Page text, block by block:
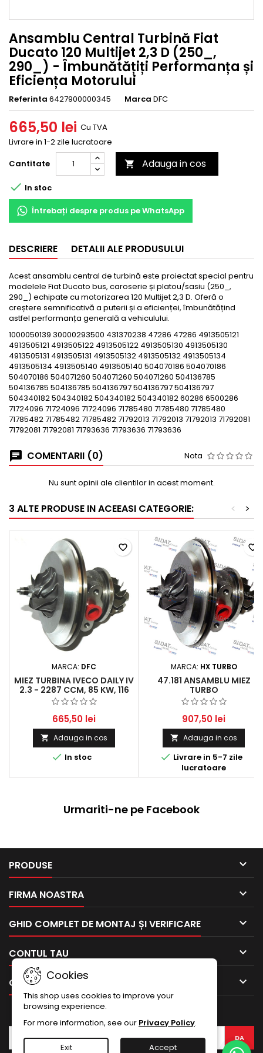
Ansamblu Central Turbină Fiat
Ducato 120 Multijet 2,3 D (250_,
290_) - Îmbunătățiți Performanța și
Eficiența Motorului
Referinta 6427900000345 Marca DFC
665,50 lei Cu TVA
Livrare in 1-2 zile lucratoare
Cantitate
 Adauga in cos
 In stoc
Întrebați despre produs pe WhatsApp
DESCRIERE DETALII ALE PRODUSULUI
Acest ansamblu central de turbină este proiectat special pentru
modelele Fiat Ducato bus, caroserie și platou/sasiu (250_,
290_) echipate cu motorizarea 120 Multijet 2,3 D. Oferă o
creștere semnificativă a puterii și a eficienței, îmbunătățind
astfel performanța generală a vehiculului.
1000050139 30000293500 431370238 47286 47286 4913505121
4913505121 4913505122 4913505122 4913505130 4913505130
4913505131 4913505131 4913505132 4913505132 4913505134
4913505134 4913505140 4913505140 504070186 504070186
504070186 504071260 504071260 504071260 504136785
504136785 504136785 504136797 504136797 504136797
504340182 504340182 504340182 504340182 60286 6500286
71724096 71724096 71724096 71785480 71785480 71785480
71785482 71785482 71785482 71792013 71792013 71792013 71792081
71792081 71792081 71793636 71793636 71793636
COMENTARII (0) Nota
Nu sunt opinii ale clientilor in acest moment.
3 ALTE PRODUSE IN ACEEASI CATEGORIE: >
<
MARCA: DFC
MIEZ TURBINA IVECO DAILY IV
2.3 - 2287 CCM, 85 KW, 116
CP
665,50 lei
 Adauga in cos
 In stoc
favorite_border
MARCA: HX TURBO
47.181 ANSAMBLU MIEZ
TURBO
907,50 lei
 Adauga in cos
 Livrare in 5-7 zile
lucratoare
favorite_border
Urmariti-ne pe Facebook
PRODUSE 
FIRMA NOASTRA 
GHID COMPLET DE MONTAJ ȘI VERIFICARE 
CONTUL TAU 
CONTACTEAZA-NE 
Cookies
This shop uses cookies to improve your
browsing experience.
For more information, see our Privacy Policy.
Exit Accept
BULETIN INFORMATIV